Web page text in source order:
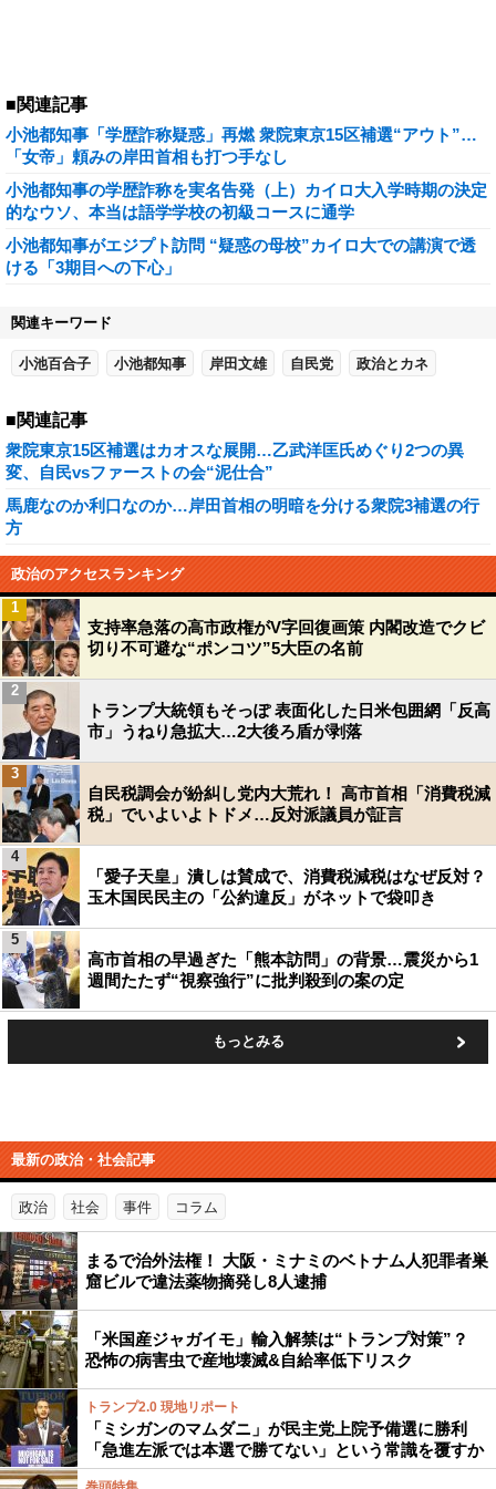
■関連記事
小池都知事「学歴詐称疑惑」再燃 衆院東京15区補選“アウト”…
「女帝」頼みの岸田首相も打つ手なし
小池都知事の学歴詐称を実名告発（上）カイロ大入学時期の決定
的なウソ、本当は語学学校の初級コースに通学
小池都知事がエジプト訪問 “疑惑の母校”カイロ大での講演で透
ける「3期目への下心」
関連キーワード
小池百合子 小池都知事 岸田文雄 自民党 政治とカネ
■関連記事
衆院東京15区補選はカオスな展開…乙武洋匡氏めぐり2つの異
変、自民vsファーストの会“泥仕合”
馬鹿なのか利口なのか…岸田首相の明暗を分ける衆院3補選の行
方
政治のアクセスランキング
支持率急落の高市政権がV字回復画策 内閣改造でクビ
切り不可避な“ポンコツ”5大臣の名前
1
トランプ大統領もそっぽ 表面化した日米包囲網「反高
市」うねり急拡大…2大後ろ盾が剥落
2
自民税調会が紛糾し党内大荒れ！ 高市首相「消費税減
税」でいよいよトドメ…反対派議員が証言
3
「愛子天皇」潰しは賛成で、消費税減税はなぜ反対？
玉木国民民主の「公約違反」がネットで袋叩き
4
高市首相の早過ぎた「熊本訪問」の背景…震災から1
週間たたず“視察強行”に批判殺到の案の定
5
もっとみる
最新の政治・社会記事
政治 社会 事件 コラム
まるで治外法権！ 大阪・ミナミのベトナム人犯罪者巣
窟ビルで違法薬物摘発し8人逮捕
「米国産ジャガイモ」輸入解禁は“トランプ対策”？
恐怖の病害虫で産地壊滅&自給率低下リスク
トランプ2.0 現地リポート
「ミシガンのマムダニ」が民主党上院予備選に勝利
「急進左派では本選で勝てない」という常識を覆すか